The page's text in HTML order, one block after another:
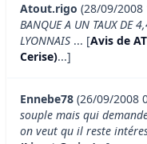
Atout.rigo (28/09/2008
BANQUE A UN TAUX DE
LYONNAIS ... [Avis de
Cerise)...]
Ennebe78 (26/09/2008
souple mais qui
on veut qu il reste